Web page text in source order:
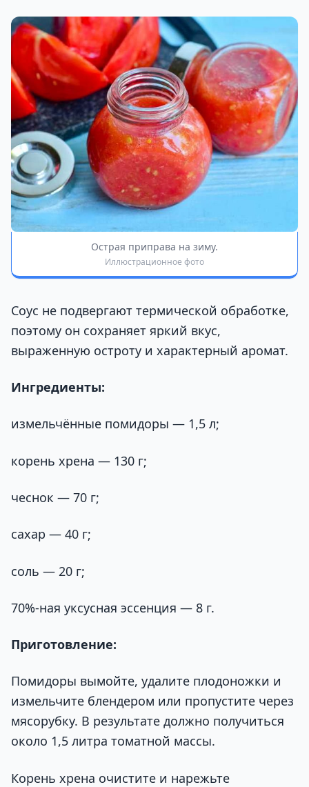
Острая приправа на зиму.
Иллюстрационное фото
Соус не подвергают термической обработке,
поэтому он сохраняет яркий вкус,
выраженную остроту и характерный аромат.
Ингредиенты:
измельчённые помидоры — 1,5 л;
корень хрена — 130 г;
чеснок — 70 г;
сахар — 40 г;
соль — 20 г;
70%-ная уксусная эссенция — 8 г.
Приготовление:
Помидоры вымойте, удалите плодоножки и
измельчите блендером или пропустите через
мясорубку. В результате должно получиться
около 1,5 литра томатной массы.
Корень хрена очистите и нарежьте